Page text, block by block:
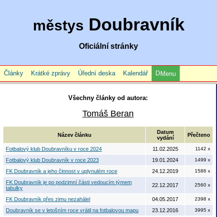
městys Doubravník
Oficiální stránky
Články Krátké zprávy Úřední deska Kalendář Menu
Všechny články od autora:
Tomáš Beran
Název článku
Datum
vydání
Přečteno
Fotbalový klub Doubravníku v roce 2024 11.02.2025 1142 x
Fotbalový klub Doubravník v roce 2023 19.01.2024 1499 x
FK Doubravník a jeho činnost v uplynulém roce 24.12.2019 1586 x
FK Doubravník je po podzimní části vedoucím týmem
tabulky
22.12.2017 2560 x
FK Doubravník přes zimu nezahálel 04.05.2017 2398 x
Doubravník se v letošním roce vrátil na fotbalovou mapu 23.12.2016 3995 x